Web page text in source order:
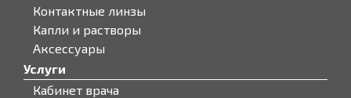
Контактные линзы
Капли и растворы
Аксессуары
Услуги
Кабинет врача